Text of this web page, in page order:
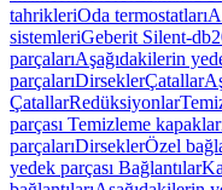
tahrikleriOda termostatları
sistemleriGeberit Silent-
parçalarıAşağıdakilerin
parçalarıDirseklerÇatallar
ÇatallarRedüksiyonlar
parçası Temizleme
parçalarıDirseklerÖzel
yedek parçası Bağlantılar